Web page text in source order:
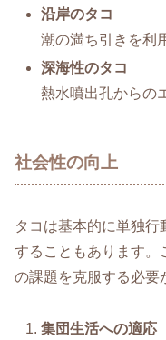
沿岸のタコ
潮の満ち引きを利
深海性のタコ
熱水噴出孔からの
社会性の向上
タコは基本的に単独行
することもあります。
の課題を克服する必要
集団生活への適応